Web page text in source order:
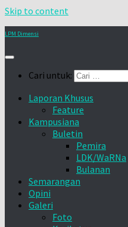
Skip to content
LPM Dimensi
Cari untuk:
Laporan Khusus
Feature
Kampusiana
Buletin
Pemira
LDK/WaRNa
Bulanan
Semarangan
Opini
Galeri
Foto